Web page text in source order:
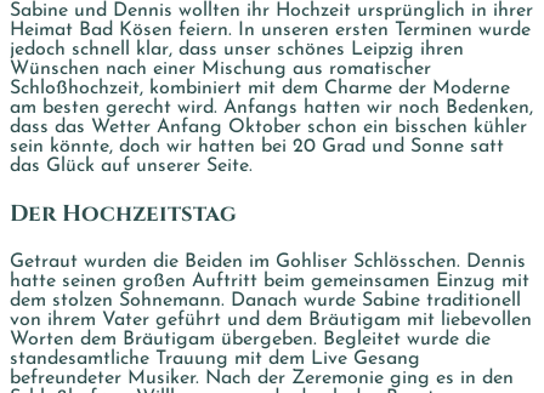
Sabine und Dennis wollten ihr Hochzeit ursprünglich in ihrer
Heimat Bad Kösen feiern. In unseren ersten Terminen wurde
jedoch schnell klar, dass unser schönes Leipzig ihren
Wünschen nach einer Mischung aus romatischer
Schloßhochzeit, kombiniert mit dem Charme der Moderne
am besten gerecht wird. Anfangs hatten wir noch Bedenken,
dass das Wetter Anfang Oktober schon ein bisschen kühler
sein könnte, doch wir hatten bei 20 Grad und Sonne satt
das Glück auf unserer Seite.
Der Hochzeitstag
Getraut wurden die Beiden im Gohliser Schlösschen. Dennis
hatte seinen großen Auftritt beim gemeinsamen Einzug mit
dem stolzen Sohnemann. Danach wurde Sabine traditionell
von ihrem Vater geführt und dem Bräutigam mit liebevollen
Worten dem Bräutigam übergeben. Begleitet wurde die
standesamtliche Trauung mit dem Live Gesang
befreundeter Musiker. Nach der Zeremonie ging es in den